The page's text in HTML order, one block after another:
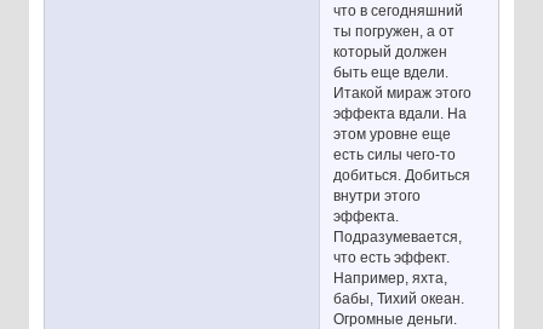
что в сегодняшний
ты погружен, а от
который должен
быть еще вдели.
Итакой мираж этого
эффекта вдали. На
этом уровне еще
есть силы чего-то
добиться. Добиться
внутри этого
эффекта.
Подразумевается,
что есть эффект.
Например, яхта,
бабы, Тихий океан.
Огромные деньги.